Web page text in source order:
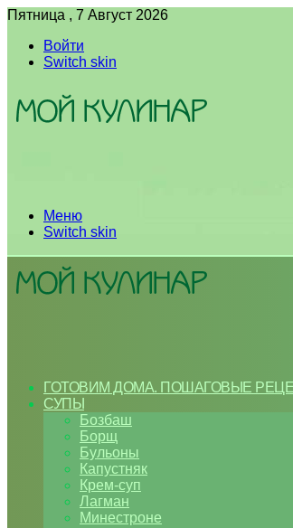
Пятница , 7 Август 2026
Войти
Switch skin
Меню
Switch skin
ГОТОВИМ ДОМА. ПОШАГОВЫЕ
СУПЫ
Бозбаш
Борщ
Бульоны
Капустняк
Крем-суп
Лагман
Минестроне